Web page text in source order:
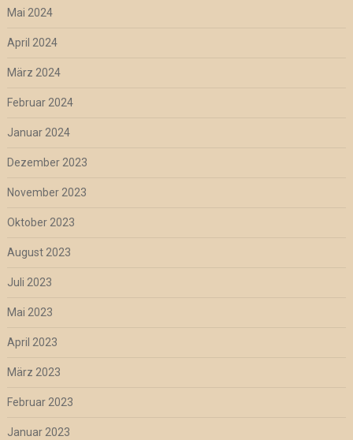
Mai 2024
April 2024
März 2024
Februar 2024
Januar 2024
Dezember 2023
November 2023
Oktober 2023
August 2023
Juli 2023
Mai 2023
April 2023
März 2023
Februar 2023
Januar 2023